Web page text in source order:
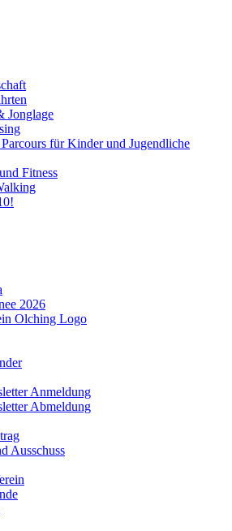
Jonglage
für Kinder und Jugendliche
Fitness
2026
Anmeldung
Abmeldung
Ausschuss